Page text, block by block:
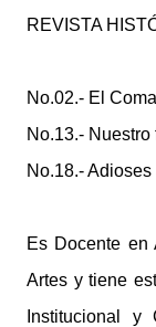
REVISTA
No.02.- El
No.13.-
No.18.-
Es Docente en
Artes y tiene
Institucional